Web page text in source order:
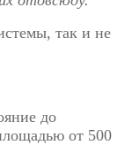
так и не
до
от 500